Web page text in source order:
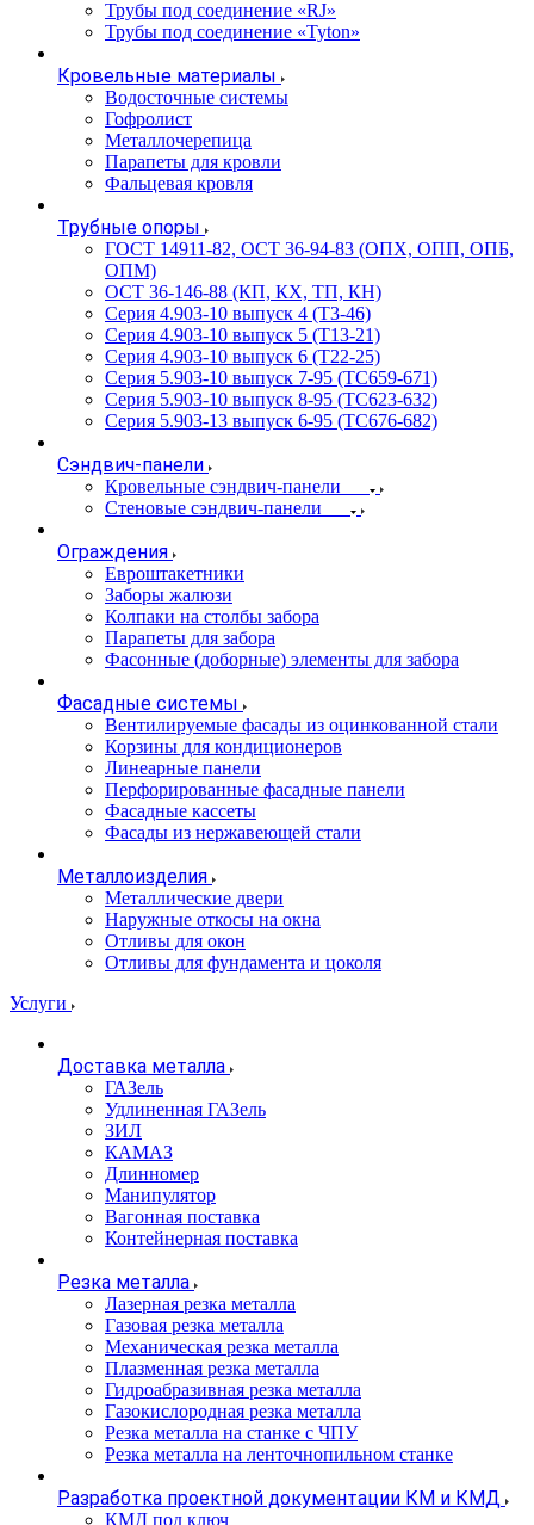
Трубы под соединение «RJ»
Трубы под соединение «Tyton»
Кровельные материалы
Водосточные системы
Гофролист
Металлочерепица
Парапеты для кровли
Фальцевая кровля
Трубные опоры
ГОСТ 14911-82, ОСТ 36-94-83 (ОПХ, ОПП, ОПБ,
ОПМ)
ОСТ 36-146-88 (КП, КХ, ТП, КН)
Серия 4.903-10 выпуск 4 (Т3-46)
Серия 4.903-10 выпуск 5 (Т13-21)
Серия 4.903-10 выпуск 6 (Т22-25)
Серия 5.903-10 выпуск 7-95 (ТС659-671)
Серия 5.903-10 выпуск 8-95 (ТС623-632)
Серия 5.903-13 выпуск 6-95 (ТС676-682)
Сэндвич-панели
Кровельные сэндвич-панели
Стеновые сэндвич-панели
Ограждения
Евроштакетники
Заборы жалюзи
Колпаки на столбы забора
Парапеты для забора
Фасонные (доборные) элементы для забора
Фасадные системы
Вентилируемые фасады из оцинкованной стали
Корзины для кондиционеров
Линеарные панели
Перфорированные фасадные панели
Фасадные кассеты
Фасады из нержавеющей стали
Металлоизделия
Металлические двери
Наружные откосы на окна
Отливы для окон
Отливы для фундамента и цоколя
Услуги
Доставка металла
ГАЗель
Удлиненная ГАЗель
ЗИЛ
КАМАЗ
Длинномер
Манипулятор
Вагонная поставка
Контейнерная поставка
Резка металла
Лазерная резка металла
Газовая резка металла
Механическая резка металла
Плазменная резка металла
Гидроабразивная резка металла
Газокислородная резка металла
Резка металла на станке с ЧПУ
Резка металла на ленточнопильном станке
Разработка проектной документации КМ и КМД
КМД под ключ